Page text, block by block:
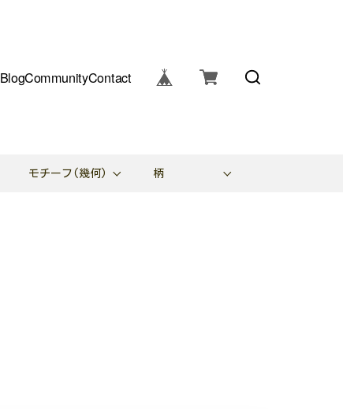
BlogCommunityContact
モチーフ(幾何) 柄